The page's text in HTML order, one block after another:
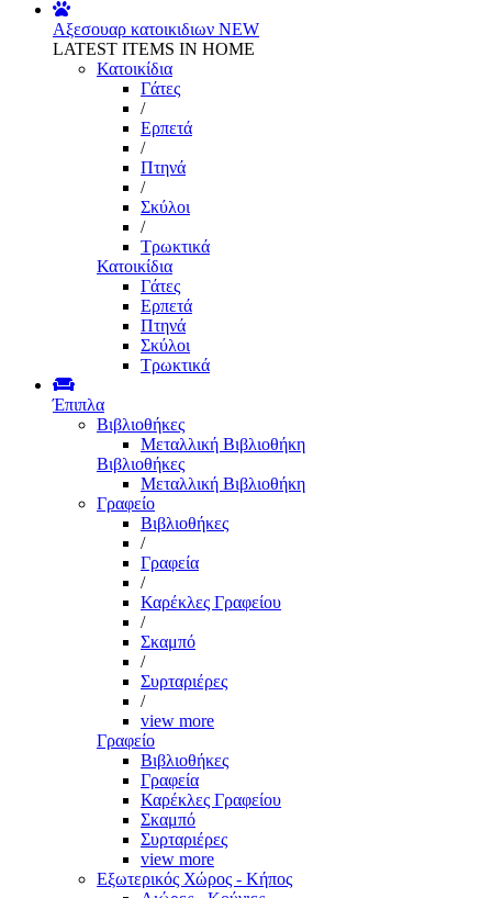
Αξεσουαρ κατοικιδιων NEW
LATEST ITEMS IN HOME
Κατοικίδια
Γάτες
/
Ερπετά
/
Πτηνά
/
Σκύλοι
/
Τρωκτικά
Κατοικίδια
Γάτες
Ερπετά
Πτηνά
Σκύλοι
Τρωκτικά
Έπιπλα
Βιβλιοθήκες
Μεταλλική Βιβλιοθήκη
Βιβλιοθήκες
Μεταλλική Βιβλιοθήκη
Γραφείο
Βιβλιοθήκες
/
Γραφεία
/
Καρέκλες Γραφείου
/
Σκαμπό
/
Συρταριέρες
/
view more
Γραφείο
Βιβλιοθήκες
Γραφεία
Καρέκλες Γραφείου
Σκαμπό
Συρταριέρες
view more
Εξωτερικός Χώρος - Κήπος